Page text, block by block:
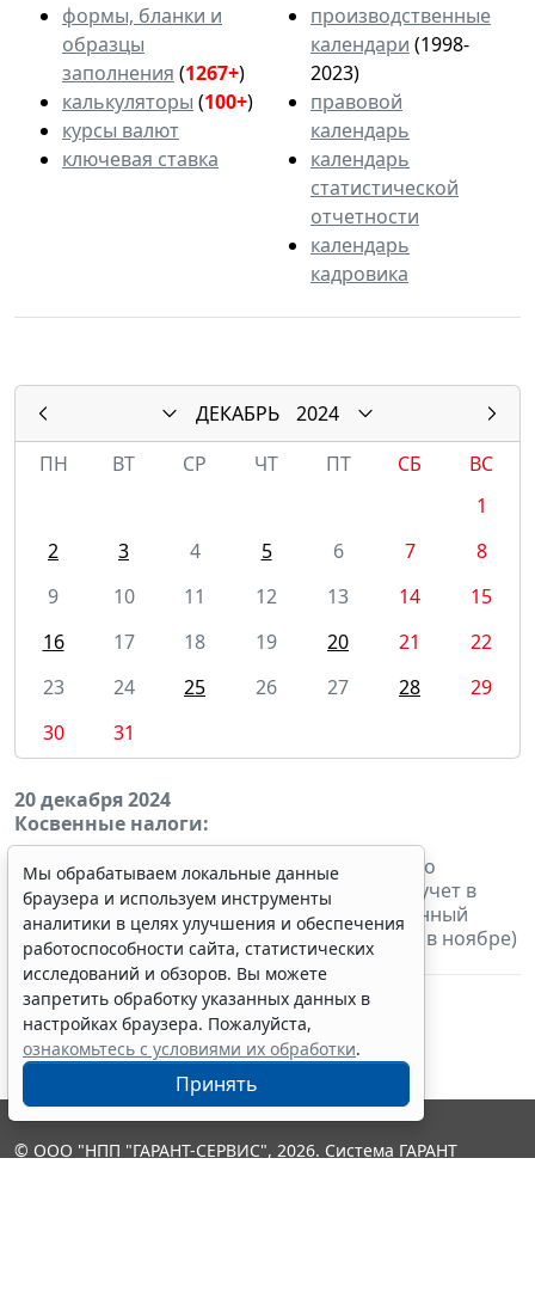
формы, бланки и
образцы
заполнения (1267+)
калькуляторы (100+)
курсы валют
ключевая ставка
производственные
календари (1998-
2023)
правовой
календарь
календарь
статистической
отчетности
календарь
кадровика
ДЕКАБРЬ
2024
ПН
ВТ СР ЧТ ПТ СБ
ВС
1
2
3 4 5 6 7
8
9
10 11 12 13 14
15
16
17 18 19 20 21
22
23
24 25 26 27 28
29
30
31
20 декабря 2024
Косвенные налоги:
-налогоплательщики уплачиваютналоги по
импортированным товарам, принятым на учет в
ноябре 2024 г. (срок платежа, предусмотренный
договором (контрактом) лизинга, наступил в ноябре)
ипредставляютналоговую декларацию
Мы обрабатываем локальные данные
браузера и используем инструменты
аналитики в целях улучшения и обеспечения
работоспособности сайта, статистических
исследований и обзоров. Вы можете
запретить обработку указанных данных в
настройках браузера. Пожалуйста,
ознакомьтесь с условиями их обработки.
Принять
© ООО "НПП "ГАРАНТ-СЕРВИС", 2026. Система ГАРАНТ